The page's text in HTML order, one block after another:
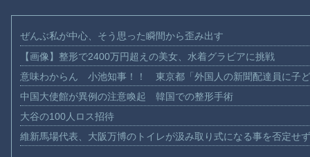
ぜんぶ私が中心、そう思った瞬間から歪み出す
【画像】整形で2400万円超えの美女、水着グラビアに挑戦
意味わからん 小池知事！！ 東京都「外国人の新聞配達員に子
中国大使館が異例の注意喚起 韓国での整形手術
大谷の100人ロス招待
維新馬場代表、大阪万博のトイレが汲み取り式になる事を否定せ